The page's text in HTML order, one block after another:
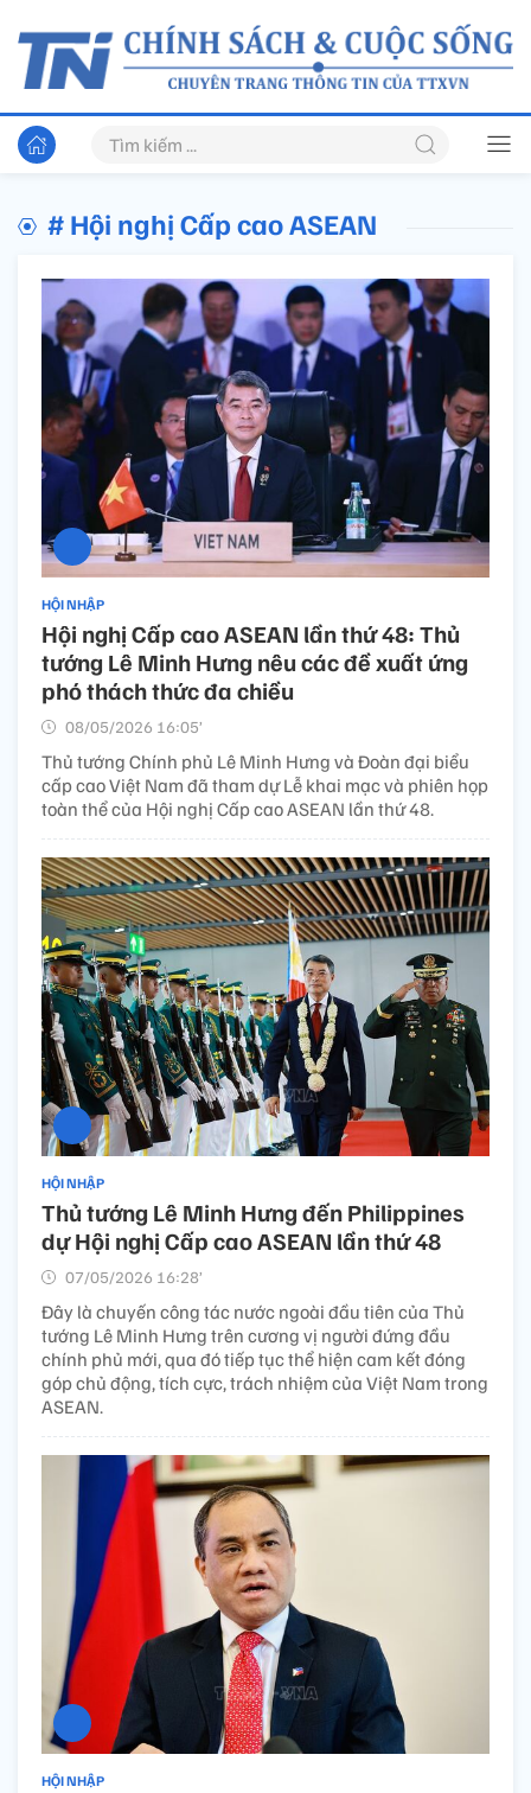
# Hội nghị Cấp cao ASEAN
HỘI NHẬP
Hội nghị Cấp cao ASEAN lần thứ 48: Thủ
tướng Lê Minh Hưng nêu các đề xuất ứng
phó thách thức đa chiều
08/05/2026 16:05’
Thủ tướng Chính phủ Lê Minh Hưng và Đoàn đại biểu
cấp cao Việt Nam đã tham dự Lễ khai mạc và phiên họp
toàn thể của Hội nghị Cấp cao ASEAN lần thứ 48.
HỘI NHẬP
Thủ tướng Lê Minh Hưng đến Philippines
dự Hội nghị Cấp cao ASEAN lần thứ 48
07/05/2026 16:28’
Đây là chuyến công tác nước ngoài đầu tiên của Thủ
tướng Lê Minh Hưng trên cương vị người đứng đầu
chính phủ mới, qua đó tiếp tục thể hiện cam kết đóng
góp chủ động, tích cực, trách nhiệm của Việt Nam trong
ASEAN.
HỘI NHẬP